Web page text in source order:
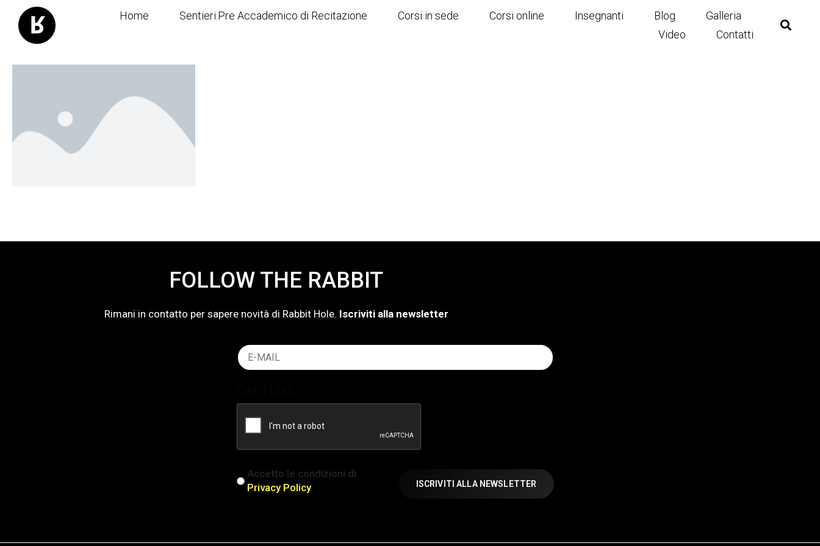
Home Sentieri.Pre Accademico di Recitazione Corsi in sede Corsi online Insegnanti Blog
Galleria
Video
Contatti
FOLLOW THE RABBIT
Rimani in contatto per sapere novità di Rabbit Hole. Iscriviti alla newsletter
Email
(Obbligatorio)
iscrizione
(Obbligatorio)
Accetto le condizioni di
Privacy Policy